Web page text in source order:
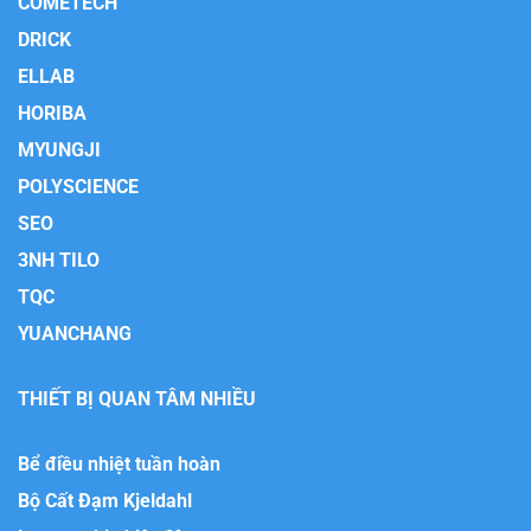
DRICK
ELLAB
HORIBA
MYUNGJI
POLYSCIENCE
SEO
3NH TILO
TQC
YUANCHANG
THIẾT BỊ QUAN TÂM NHIỀU
Bể điều nhiệt tuần hoàn
Bộ Cất Đạm Kjeldahl